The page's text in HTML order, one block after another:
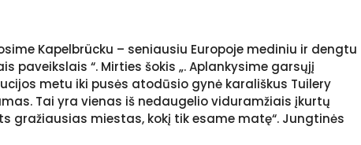
Kapelbrücku – seniausiu Europoje mediniu ir dengtu
paveikslais “. Mirties šokis „. Aplankysime garsųjį
metu iki pusės atodūsio gynė karališkus Tuilery
Tai yra vienas iš nedaugelio viduramžiais įkurtų
gražiausias miestas, kokį tik esame matę“. Jungtinės